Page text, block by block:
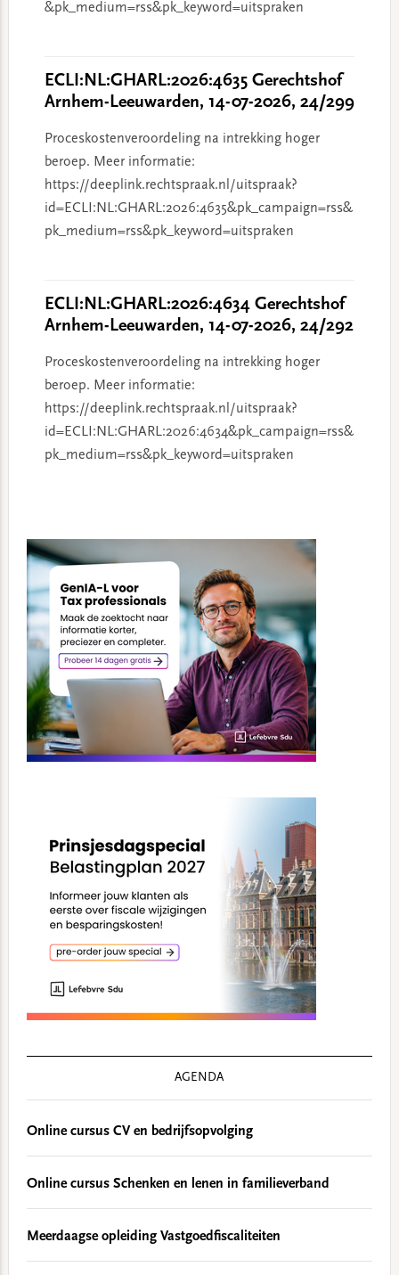
&pk_medium=rss&pk_keyword=uitspraken
ECLI:NL:GHARL:2026:4635 Gerechtshof
Arnhem-Leeuwarden, 14-07-2026, 24/299
Proceskostenveroordeling na intrekking hoger
beroep. Meer informatie:
https://deeplink.rechtspraak.nl/uitspraak?
id=ECLI:NL:GHARL:2026:4635&pk_campaign=rss&
pk_medium=rss&pk_keyword=uitspraken
ECLI:NL:GHARL:2026:4634 Gerechtshof
Arnhem-Leeuwarden, 14-07-2026, 24/292
Proceskostenveroordeling na intrekking hoger
beroep. Meer informatie:
https://deeplink.rechtspraak.nl/uitspraak?
id=ECLI:NL:GHARL:2026:4634&pk_campaign=rss&
pk_medium=rss&pk_keyword=uitspraken
Sidebar
AGENDA
Online cursus CV en bedrijfsopvolging
Online cursus Schenken en lenen in familieverband
Meerdaagse opleiding Vastgoedfiscaliteiten